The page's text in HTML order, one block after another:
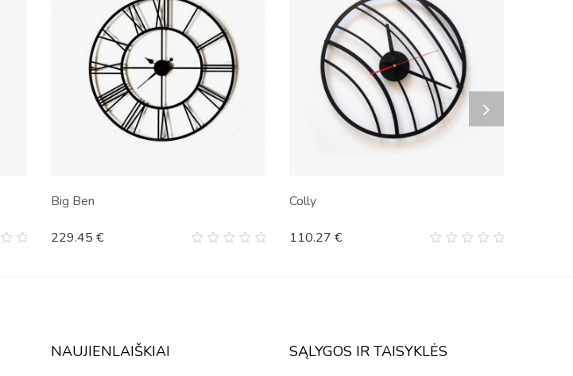
Big Ben
229.45 €
Colly
110.27 €
NAUJIENLAIŠKIAI SĄLYGOS IR TAISYKLĖS